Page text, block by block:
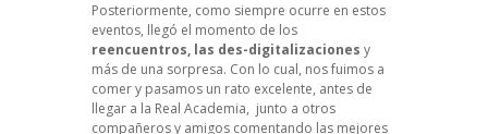
Posteriormente, como siempre ocurre en estos
eventos, llegó el momento de los
reencuentros, las des-digitalizaciones y
más de una sorpresa. Con lo cual, nos fuimos a
comer y pasamos un rato excelente, antes de
llegar a la Real Academia, junto a otros
compañeros y amigos comentando las mejores